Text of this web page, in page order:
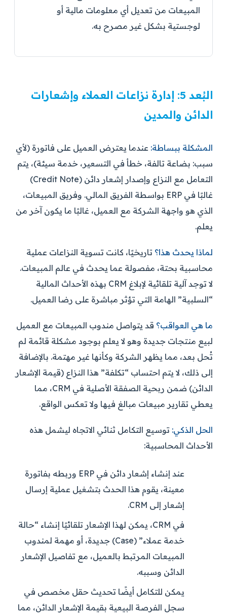
المبيعات من تعديل أي معلومات مالية أو
لوجستية بشكل غير مصرح به.
البُعد 5: إدارة نزاعات العملاء وإشعارات
الدائن والمدين
المشكلة ببساطة: عندما يعترض العميل على فاتورة (لأي
سبب: بضاعة تالفة، خطأ في التسعير، خدمة سيئة)، يتم
التعامل مع النزاع وإصدار إشعار دائن (Credit Note)
غالبًا في ERP بواسطة الفريق المالي. وفريق المبيعات،
الذي هو واجهة الشركة مع العميل، غالبًا ما يكون آخر من
يعلم.
لماذا يحدث هذا؟ تاريخيًا، كانت تسوية النزاعات عملية
محاسبية بحتة، مفصولة عما يحدث في عالم المبيعات.
لا توجد آلية تلقائية لإبلاغ CRM بهذه الأحداث المالية
“السلبية” الهامة التي تؤثر مباشرة على رضا العميل.
ما هي العواقب؟ قد يتواصل مندوب المبيعات مع العميل
لبيع منتجات جديدة وهو لا يعلم بوجود مشكلة قائمة لم
تُحل بعد، مما يظهر الشركة وكأنها غير مهتمة. بالإضافة
إلى ذلك، لا يتم احتساب “تكلفة” هذا النزاع (قيمة الإشعار
الدائن) ضمن ربحية الصفقة الأصلية في CRM، مما
يعطي تقارير مبيعات مبالغ فيها ولا تعكس الواقع.
الحل الذكي: توسيع التكامل ثنائي الاتجاه ليشمل هذه
الأحداث المحاسبية:
عند إنشاء إشعار دائن في ERP وربطه بفاتورة
معينة، يقوم هذا الحدث بتشغيل عملية إرسال
إشعار إلى CRM.
في CRM، يمكن لهذا الإشعار تلقائيًا إنشاء “حالة
خدمة عملاء” (Case) جديدة، أو مهمة لمندوب
المبيعات المرتبط بالعميل، مع تفاصيل الإشعار
الدائن وسببه.
يمكن للتكامل أيضًا تحديث حقل مخصص في
سجل الفرصة البيعية بقيمة الإشعار الدائن، مما